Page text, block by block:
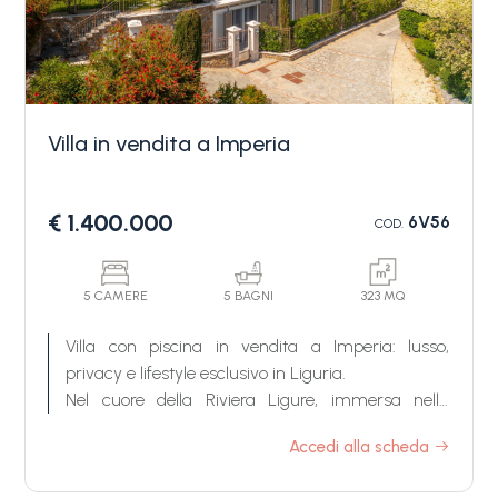
Villa in vendita a Imperia
€ 1.400.000 COD.6V56
5 CAMERE 5 BAGNI 323 MQ
Villa con piscina in vendita a Imperia: lusso,
privacy e lifestyle esclusivo in Liguria.
Nel cuore della Riviera Ligure, immersa nella
esclusive di Imperia, nasce "Villa Petra", una
Accedi alla scheda
minime
Qualsiasi